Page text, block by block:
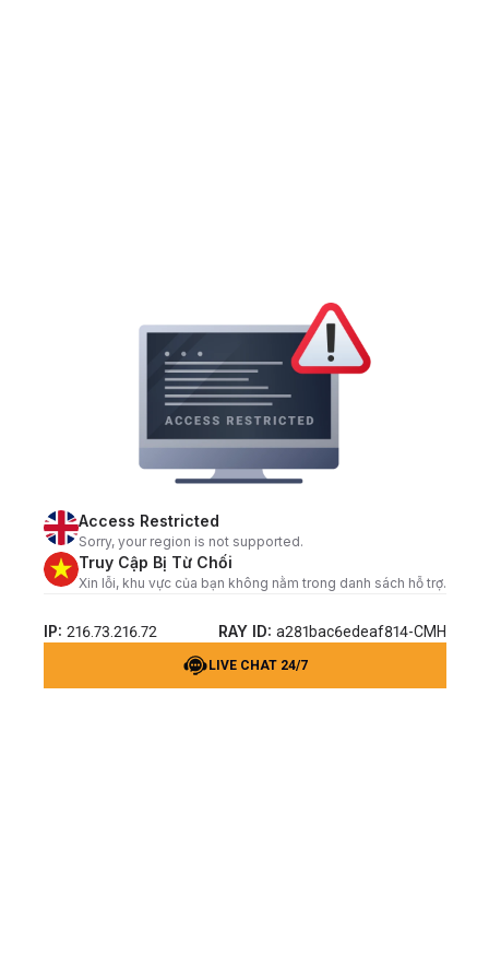
Access Restricted
Sorry, your region is not supported.
Truy Cập Bị Từ Chối
Xin lỗi, khu vực của bạn không nằm trong danh sách hỗ trợ.
IP: 216.73.216.72 RAY ID: a281bac6edeaf814-CMH
LIVE CHAT 24/7